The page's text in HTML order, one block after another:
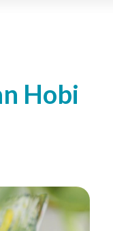
Hobi